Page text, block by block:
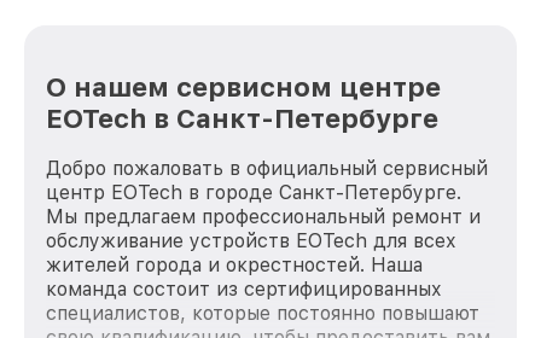
О нашем сервисном центре
EOTech в Санкт-Петербурге
Добро пожаловать в официальный сервисный
центр EOTech в городе Санкт-Петербурге.
Мы предлагаем профессиональный ремонт и
обслуживание устройств EOTech для всех
жителей города и окрестностей. Наша
команда состоит из сертифицированных
специалистов, которые постоянно повышают